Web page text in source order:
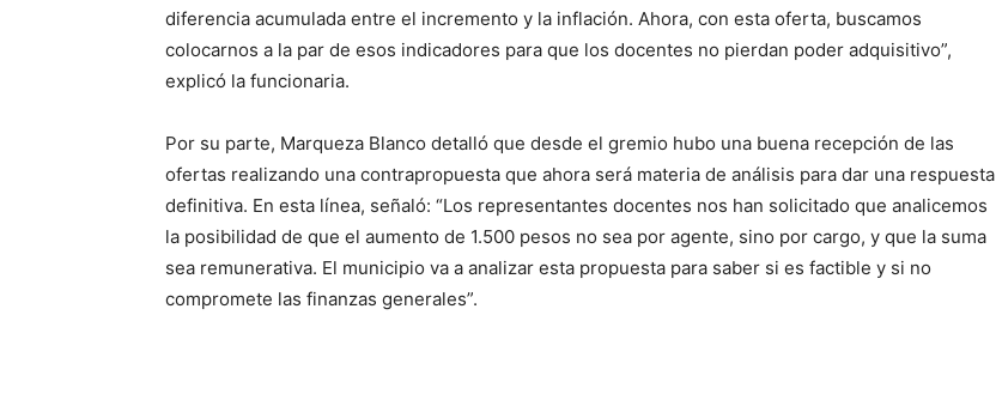
diferencia acumulada entre el incremento y la inflación. Ahora, con esta oferta, buscamos
colocarnos a la par de esos indicadores para que los docentes no pierdan poder adquisitivo”,
explicó la funcionaria.
Por su parte, Marqueza Blanco detalló que desde el gremio hubo una buena recepción de las
ofertas realizando una contrapropuesta que ahora será materia de análisis para dar una respuesta
definitiva. En esta línea, señaló: “Los representantes docentes nos han solicitado que analicemos
la posibilidad de que el aumento de 1.500 pesos no sea por agente, sino por cargo, y que la suma
sea remunerativa. El municipio va a analizar esta propuesta para saber si es factible y si no
compromete las finanzas generales”.